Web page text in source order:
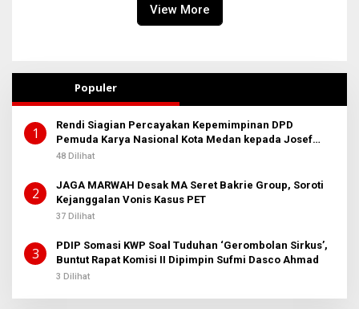
View More
Populer
1
Rendi Siagian Percayakan Kepemimpinan DPD
Pemuda Karya Nasional Kota Medan kepada Josef
Sembiring
48 Dilihat
2
JAGA MARWAH Desak MA Seret Bakrie Group, Soroti
Kejanggalan Vonis Kasus PET
37 Dilihat
3
PDIP Somasi KWP Soal Tuduhan ‘Gerombolan Sirkus’,
Buntut Rapat Komisi II Dipimpin Sufmi Dasco Ahmad
3 Dilihat